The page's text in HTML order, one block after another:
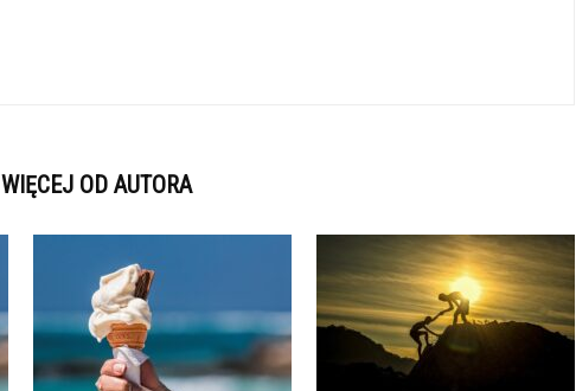
WIĘCEJ OD AUTORA